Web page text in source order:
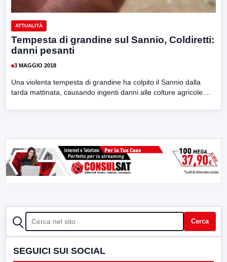
ATTUALITÀ
Tempesta di grandine sul Sannio, Coldiretti:
danni pesanti
3 MAGGIO 2018
Una violenta tempesta di grandine ha colpito il Sannio dalla
tarda mattinata, causando ingenti danni alle colture agricole....
CERCA Cerca
SEGUICI SUI SOCIAL